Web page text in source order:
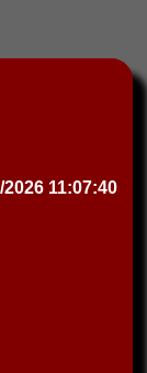
2026 11:07:40